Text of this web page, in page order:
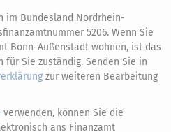
im Bundesland Nordrhein-
5206. Wenn Sie
Bonn-Außenstadt wohnen, ist das
für Sie zuständig. Senden Sie in
zur weiteren Bearbeitung
verwenden, können Sie die
ans Finanzamt